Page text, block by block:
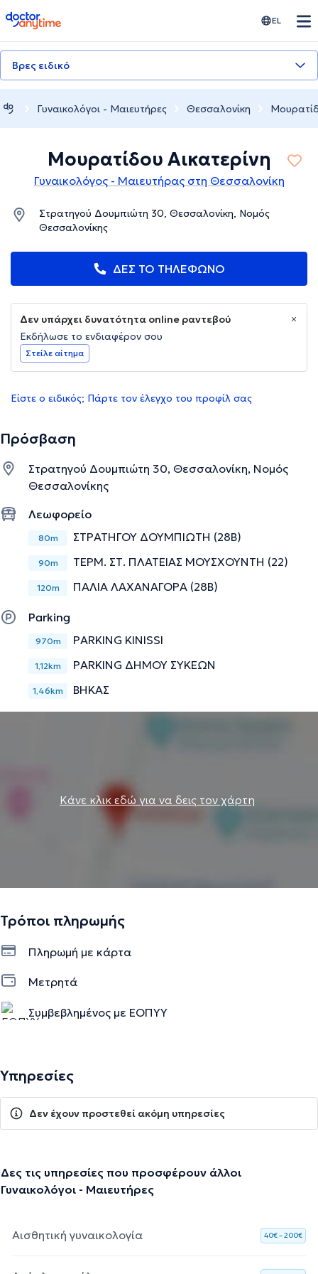
doctoranytime EL
Βρες ειδικό
Γυναικολόγοι - Μαιευτήρες Θεσσαλονίκη
Μουρατίδου Αικατερίνη
Γυναικολόγος - Μαιευτήρας στη Θεσσαλονίκη
Στρατηγού Δουμπιώτη 30, Θεσσαλονίκη, Νομός
Θεσσαλονίκης
ΔΕΣ ΤΟ ΤΗΛΕΦΩΝΟ
Δεν υπάρχει δυνατότητα online ραντεβού
Εκδήλωσε το ενδιαφέρον σου
Στείλε αίτημα
Είστε ο ειδικός; Πάρτε τον έλεγχο του προφίλ σας
Πρόσβαση
Στρατηγού Δουμπιώτη 30, Θεσσαλονίκη, Νομός
Θεσσαλονίκης
Λεωφορείο
80m ΣΤΡΑΤΗΓΟΥ ΔΟΥΜΠΙΩΤΗ (28Β)
90m ΤΕΡΜ. ΣΤ. ΠΛΑΤΕΙΑΣ ΜΟΥΣΧΟΥΝΤΗ (22)
120m ΠΑΛΙΑ ΛΑΧΑΝΑΓΟΡΑ (28Β)
Parking
970m PARKING KINISSI
1,12km PARKING ΔΗΜΟΥ ΣΥΚΕΩΝ
1,46km ΒΗΚΑΣ
Κάνε κλικ εδώ για να δεις τον χάρτη
Τρόποι πληρωμής
Πληρωμή με κάρτα
Μετρητά
Συμβεβλημένος με ΕΟΠΥΥ
Υπηρεσίες
Δεν έχουν προστεθεί ακόμη υπηρεσίες
Δες τις υπηρεσίες που προσφέρουν άλλοι
Γυναικολόγοι - Μαιευτήρες
Αισθητική γυναικολογία 40€ – 200€